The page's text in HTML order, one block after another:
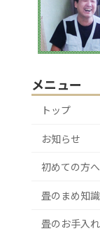
メニュー
トップ
お知らせ
初めての方へ
畳のまめ知識
畳のお手入れ